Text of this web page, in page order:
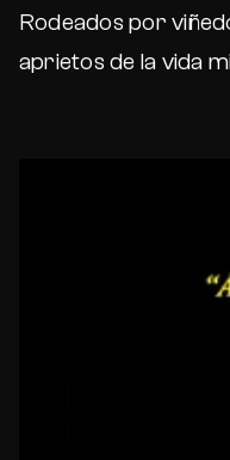
Rodeados por
aprietos de la vida